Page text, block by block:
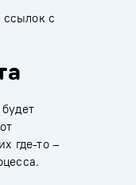
с
где-то –